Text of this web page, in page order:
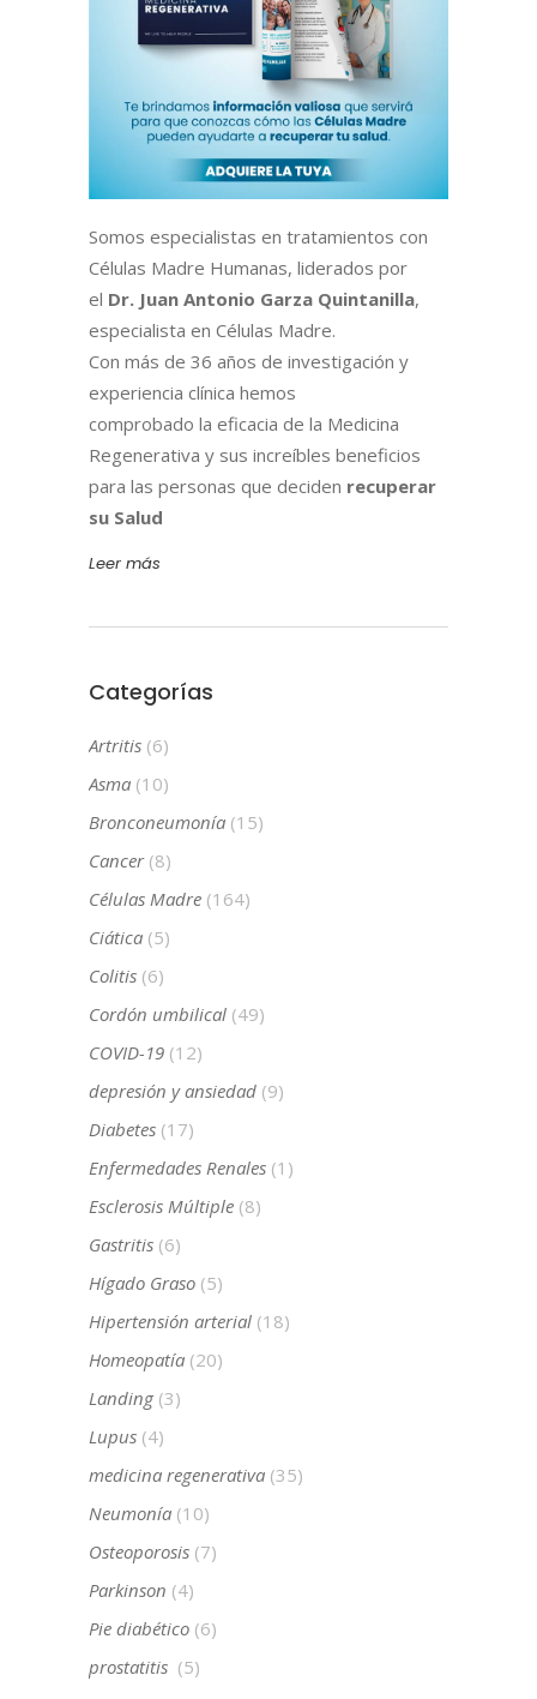
Somos especialistas en tratamientos con
Células Madre Humanas, liderados por
el Dr. Juan Antonio Garza Quintanilla,
especialista en Células Madre.
Con más de 36 años de investigación y
experiencia clínica hemos
comprobado la eficacia de la Medicina
Regenerativa y sus increíbles beneficios
para las personas que deciden recuperar
su Salud
Leer más
Categorías
Artritis (6)
Asma (10)
Bronconeumonía (15)
Cancer(8)
Células Madre (164)
Ciática (5)
Colitis (6)
Cordón umbilical (49)
COVID-19 (12)
depresión y ansiedad (9)
Diabetes (17)
Enfermedades Renales (1)
Esclerosis Múltiple (8)
Gastritis (6)
Hígado Graso (5)
Hipertensión arterial (18)
Homeopatía (20)
Landing (3)
Lupus (4)
medicina regenerativa (35)
Neumonía (10)
Osteoporosis (7)
Parkinson (4)
Pie diabético (6)
prostatitis (5)